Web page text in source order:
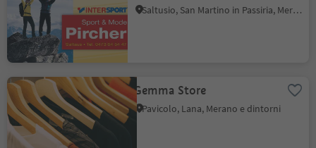
Saltusio, San Martino in Passiria, Merano e dintorni
Gemma Store
Pavicolo, Lana, Merano e dintorni